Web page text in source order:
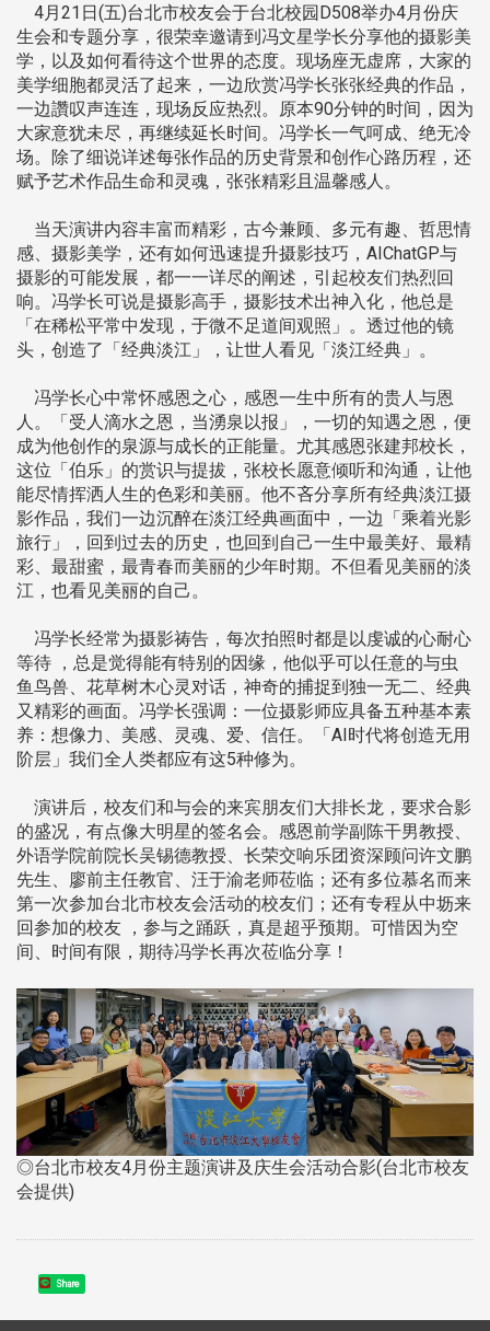
4月21日(五)台北市校友会于台北校园D508举办4月份庆
生会和专题分享，很荣幸邀请到冯文星学长分享他的摄影美
学，以及如何看待这个世界的态度。现场座无虚席，大家的
美学细胞都灵活了起来，一边欣赏冯学长张张经典的作品，
一边讚叹声连连，现场反应热烈。原本90分钟的时间，因为
大家意犹未尽，再继续延长时间。冯学长一气呵成、绝无冷
场。除了细说详述每张作品的历史背景和创作心路历程，还
赋予艺术作品生命和灵魂，张张精彩且温馨感人。
当天演讲内容丰富而精彩，古今兼顾、多元有趣、哲思情
感、摄影美学，还有如何迅速提升摄影技巧，AIChatGP与
摄影的可能发展，都一一详尽的阐述，引起校友们热烈回
响。冯学长可说是摄影高手，摄影技术出神入化，他总是
「在稀松平常中发现，于微不足道间观照」。透过他的镜
头，创造了「经典淡江」，让世人看见「淡江经典」。
冯学长心中常怀感恩之心，感恩一生中所有的贵人与恩
人。「受人滴水之恩，当湧泉以报」，一切的知遇之恩，便
成为他创作的泉源与成长的正能量。尤其感恩张建邦校长，
这位「伯乐」的赏识与提拔，张校长愿意倾听和沟通，让他
能尽情挥洒人生的色彩和美丽。他不吝分享所有经典淡江摄
影作品，我们一边沉醉在淡江经典画面中，一边「乘着光影
旅行」，回到过去的历史，也回到自己一生中最美好、最精
彩、最甜蜜，最青春而美丽的少年时期。不但看见美丽的淡
江，也看见美丽的自己。
冯学长经常为摄影祷告，每次拍照时都是以虔诚的心耐心
等待 ，总是觉得能有特别的因缘，他似乎可以任意的与虫
鱼鸟兽、花草树木心灵对话，神奇的捕捉到独一无二、经典
又精彩的画面。冯学长强调：一位摄影师应具备五种基本素
养：想像力、美感、灵魂、爱、信任。「AI时代将创造无用
阶层」我们全人类都应有这5种修为。
演讲后，校友们和与会的来宾朋友们大排长龙，要求合影
的盛况，有点像大明星的签名会。感恩前学副陈干男教授、
外语学院前院长吴锡德教授、长荣交响乐团资深顾问许文鹏
先生、廖前主任教官、汪于渝老师莅临；还有多位慕名而来
第一次参加台北市校友会活动的校友们；还有专程从中坜来
回参加的校友 ，参与之踊跃，真是超乎预期。可惜因为空
间、时间有限，期待冯学长再次莅临分享！
◎台北市校友4月份主题演讲及庆生会活动合影(台北市校友
会提供)
Share